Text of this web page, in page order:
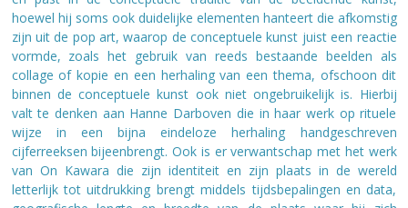
hoewel hij soms ook duidelijke elementen hanteert die afkomstig
zijn uit de pop art, waarop de conceptuele kunst juist een reactie
vormde, zoals het gebruik van reeds bestaande beelden als
collage of kopie en een herhaling van een thema, ofschoon dit
binnen de conceptuele kunst ook niet ongebruikelijk is. Hierbij
valt te denken aan Hanne Darboven die in haar werk op rituele
wijze in een bijna eindeloze herhaling handgeschreven
cijferreeksen bijeenbrengt. Ook is er verwantschap met het werk
van On Kawara die zijn identiteit en zijn plaats in de wereld
letterlijk tot uitdrukking brengt middels tijdsbepalingen en data,